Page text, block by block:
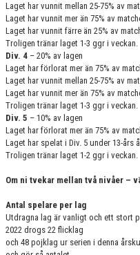
Laget har vunnit mellan 25-75% av
Laget har vunnit mer än 75% av
Laget har vunnit färre än 25% av
Troligen tränar laget 1-3 ggr i veckan.
Div. 4 – 20% av lagen
Laget har förlorat mer än 75% av
Laget har vunnit mellan 25-75% av
Laget har vunnit mer än 75% av
Troligen tränar laget 1-3 ggr i veckan.
Div. 5 – 10% av lagen
Laget har förlorat mer än 75% av
Laget har spelat i Div. 5 under 13-års
Troligen tränar laget 1-2 ggr i veckan.
Om ni tvekar mellan två nivåer –
Antal spelare per lag
Utdragna lag är vanligt och ett stort
2022 drogs 22 flicklag
och 48 pojklag ur serien i denna